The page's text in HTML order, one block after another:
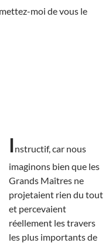
moi de vous le
Instructif, car nous
imaginons bien que les
Grands Maîtres ne
projetaient rien du tout
et percevaient
réellement les travers
les plus importants de